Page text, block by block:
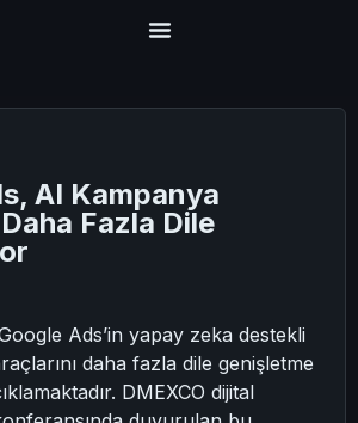
AI Kampanya
Fazla Dile
Ads’in yapay zeka destekli
daha fazla dile genişletme
DMEXCO dijital